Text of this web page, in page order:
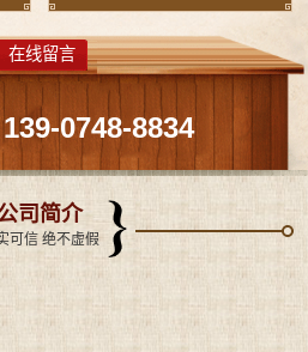
139-0748-8834
在线留言
司简介
可信 绝不虚假